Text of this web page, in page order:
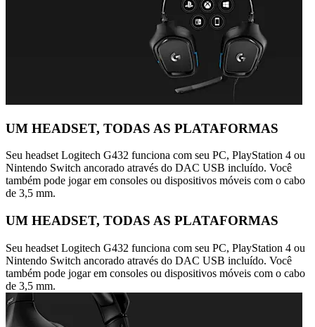
UM HEADSET, TODAS AS PLATAFORMAS
Seu headset Logitech G432 funciona com seu PC, PlayStation 4 ou
Nintendo Switch ancorado através do DAC USB incluído. Você
também pode jogar em consoles ou dispositivos móveis com o cabo
de 3,5 mm.
UM HEADSET, TODAS AS PLATAFORMAS
Seu headset Logitech G432 funciona com seu PC, PlayStation 4 ou
Nintendo Switch ancorado através do DAC USB incluído. Você
também pode jogar em consoles ou dispositivos móveis com o cabo
de 3,5 mm.